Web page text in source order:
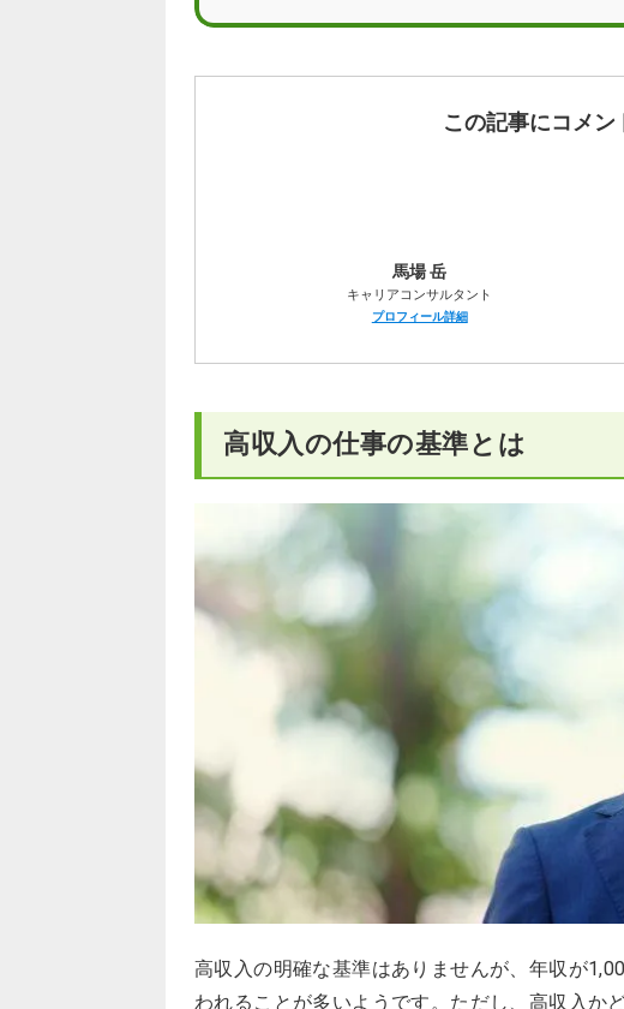
正社員として高収入の仕事に就く際の5つの注意
高収入は重要？経験者の意見も参考にしよう！
高収入の仕事に関するQ&A
この記事にコメ
馬場 岳
キャリアコンサルタント
プロフィール詳細
高収入の仕事の基準とは
高収入の明確な基準はありませんが、年収が
われることが多いようです。ただし、高収入か